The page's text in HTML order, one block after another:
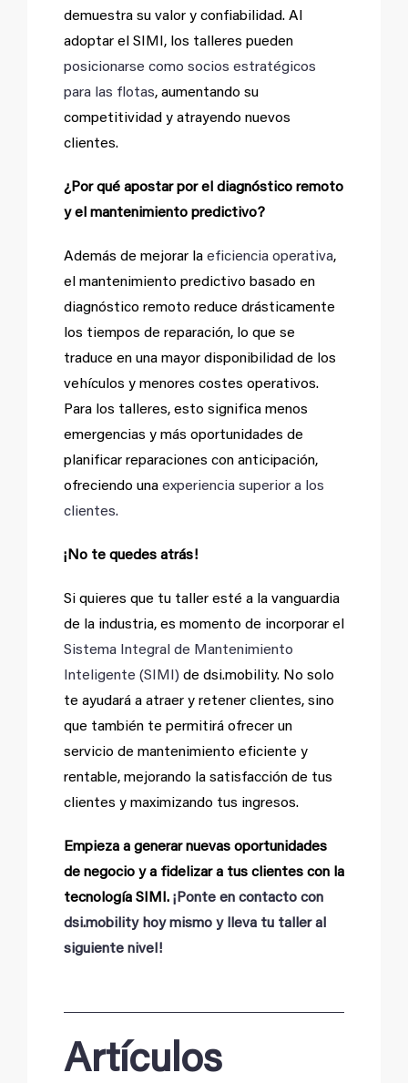
demuestra su valor y confiabilidad. Al
adoptar el SIMI, los talleres pueden
posicionarse como socios estratégicos
para las flotas, aumentando su
competitividad y atrayendo nuevos
clientes.
¿Por qué apostar por el diagnóstico remoto
y el mantenimiento predictivo?
Además de mejorar la eficiencia operativa,
el mantenimiento predictivo basado en
diagnóstico remoto reduce drásticamente
los tiempos de reparación, lo que se
traduce en una mayor disponibilidad de los
vehículos y menores costes operativos.
Para los talleres, esto significa menos
emergencias y más oportunidades de
planificar reparaciones con anticipación,
ofreciendo una experiencia superior a los
clientes.
¡No te quedes atrás!
Si quieres que tu taller esté a la vanguardia
de la industria, es momento de incorporar el
Sistema Integral de Mantenimiento
Inteligente (SIMI) de dsi.mobility. No solo
te ayudará a atraer y retener clientes, sino
que también te permitirá ofrecer un
servicio de mantenimiento eficiente y
rentable, mejorando la satisfacción de tus
clientes y maximizando tus ingresos.
Empieza a generar nuevas oportunidades
de negocio y a fidelizar a tus clientes con la
tecnología SIMI. ¡Ponte en contacto con
dsi.mobility hoy mismo y lleva tu taller al
siguiente nivel!
Artículos